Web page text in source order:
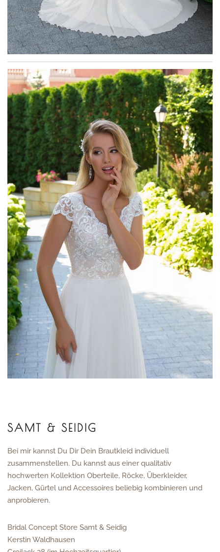
SAMT & SEIDIG
Bei mir kannst Du Dir Dein Brautkleid individuell
zusammenstellen. Du kannst aus einer qualitativ
hochwerten Kollektion Oberteile, Röcke, Überkleider,
Jacken, Gürtel und Accessoires beliebig kombinieren und
anprobieren.
Bridal Concept Store Samt & Seidig
Kerstin Waldhausen